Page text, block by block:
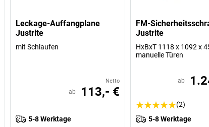
Leckage-Auffangplane
Justrite
mit Schlaufen
Netto
ab 113,- €
5-8 Werktage
FM-
Justrite
HxBxT 1118 x 1092 x
manuelle Türen
ab
(2)
5-8 Werktage